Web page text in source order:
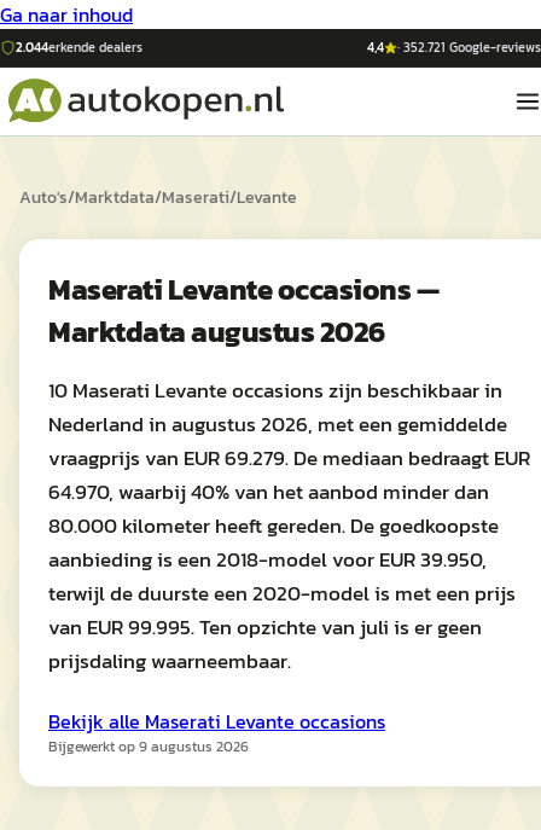
Ga naar inhoud
2.044erkende dealers 4,4 ·352.721 Google-reviews
Auto's/Marktdata/Maserati/Levante
Maserati Levante occasions —
Marktdata augustus 2026
10 Maserati Levante occasions zijn beschikbaar in
Nederland in augustus 2026, met een gemiddelde
vraagprijs van EUR 69.279. De mediaan bedraagt EUR
64.970, waarbij 40% van het aanbod minder dan
80.000 kilometer heeft gereden. De goedkoopste
aanbieding is een 2018-model voor EUR 39.950,
terwijl de duurste een 2020-model is met een prijs
van EUR 99.995. Ten opzichte van juli is er geen
prijsdaling waarneembaar.
Bekijk alle Maserati Levante occasions
Bijgewerkt op9 augustus 2026